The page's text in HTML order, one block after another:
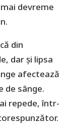
devreme
din
dar și lipsa
afectează
de sânge.
repede, într-